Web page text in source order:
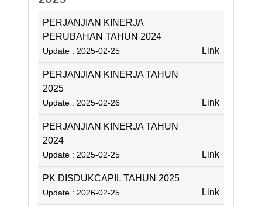
PERJANJIAN KINERJA
PERUBAHAN TAHUN 2024
Update : 2025-02-25 Link
PERJANJIAN KINERJA TAHUN
2025
Update : 2025-02-26 Link
PERJANJIAN KINERJA TAHUN
2024
Update : 2025-02-25 Link
PK DISDUKCAPIL TAHUN 2025
Update : 2026-02-25 Link